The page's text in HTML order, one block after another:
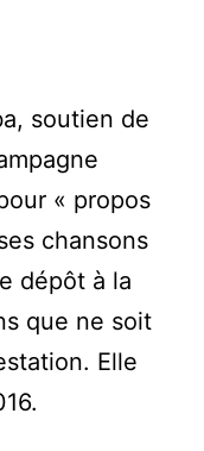
soutien de
« propos
chansons
dépôt à la
que ne soit
Elle